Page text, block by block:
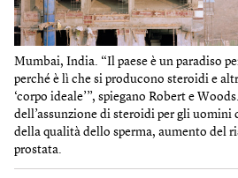
Mumbai, India. “Il paese è un paradiso
perché è lì che si producono steroidi e
‘corpo ideale’”, spiegano Robert e
dell’assunzione di steroidi per gli uomini
della qualità dello sperma, aumento del
prostata.